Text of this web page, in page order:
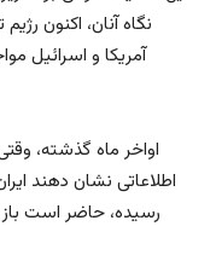
نگاه آنان، اکنون
آمریکا و اسرائیل
اواخر ماه گذشته،
اطلاعاتی نشان دهند
رسیده، حاضر است باز